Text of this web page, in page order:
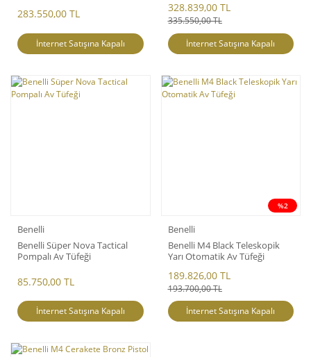
283.550,00 TL
İnternet Satışına Kapalı
328.839,00 TL
335.550,00 TL
İnternet Satışına Kapalı
Benelli
Benelli Süper Nova Tactical
Pompalı Av Tüfeği
85.750,00 TL
İnternet Satışına Kapalı
%2
Benelli
Benelli M4 Black Teleskopik
Yarı Otomatik Av Tüfeği
189.826,00 TL
193.700,00 TL
İnternet Satışına Kapalı